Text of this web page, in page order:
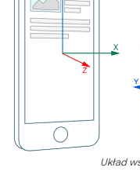
Układ